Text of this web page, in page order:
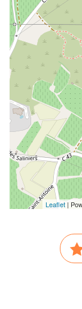
Leaflet |